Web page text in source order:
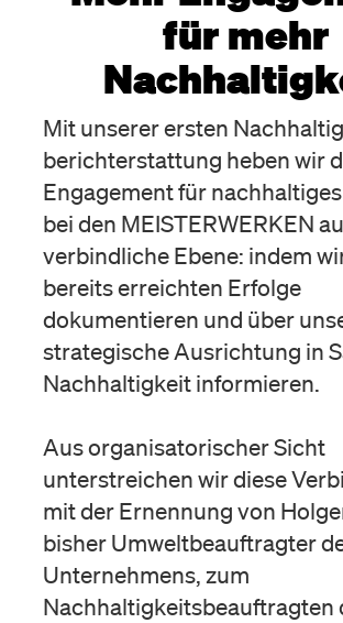
für mehr
Mit unserer ersten
berichterstattung heben wir
Engagement für
bei den MEISTERWERKEN
verbindliche Ebene: indem
bereits erreichten Erfolge
dokumentieren und über
strategische Ausrichtung in
Nachhaltigkeit informieren.
Aus organisatorischer Sicht
unterstreichen wir diese
mit der Ernennung von
bisher Umweltbeauftragter
Unternehmens, zum
Nachhaltigkeitsbeauftragten